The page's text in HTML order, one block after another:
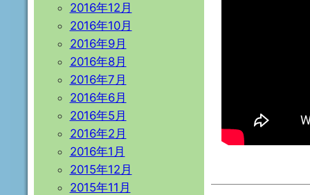
2016年12月
2016年10月
2016年9月
2016年8月
2016年7月
2016年6月
2016年5月
2016年2月
2016年1月
2015年12月
2015年11月